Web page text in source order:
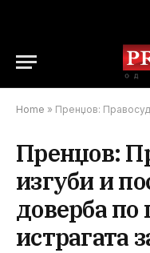
Home » Пренџов: Правосудството ја
Пренџов:
изгуби и
доверба по
истрагата